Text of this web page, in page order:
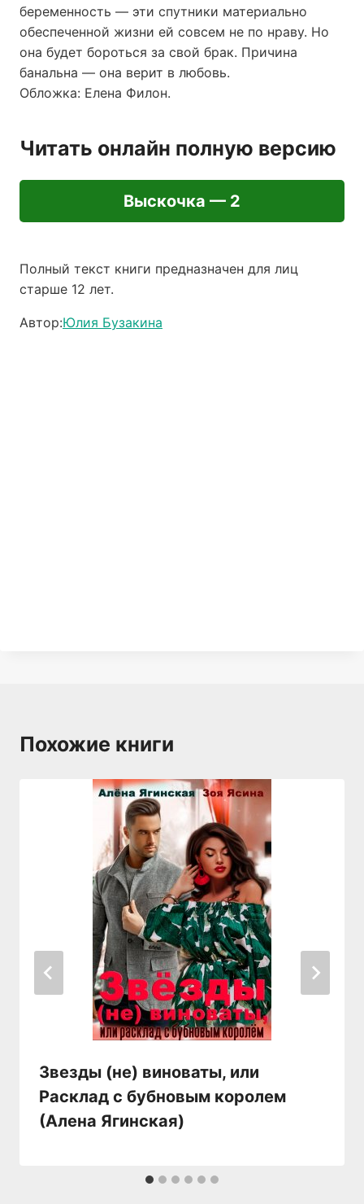
беременность — эти спутники материально
обеспеченной жизни ей совсем не по нраву. Но
она будет бороться за свой брак. Причина
банальна — она верит в любовь.
Обложка: Елена Филон.
Читать онлайн полную версию
Выскочка — 2
Полный текст книги предназначен для лиц
старше 12 лет.
Автор:Юлия Бузакина
Похожие книги
Звезды (не) виноваты, или
Расклад с бубновым королем
(Алена Ягинская)